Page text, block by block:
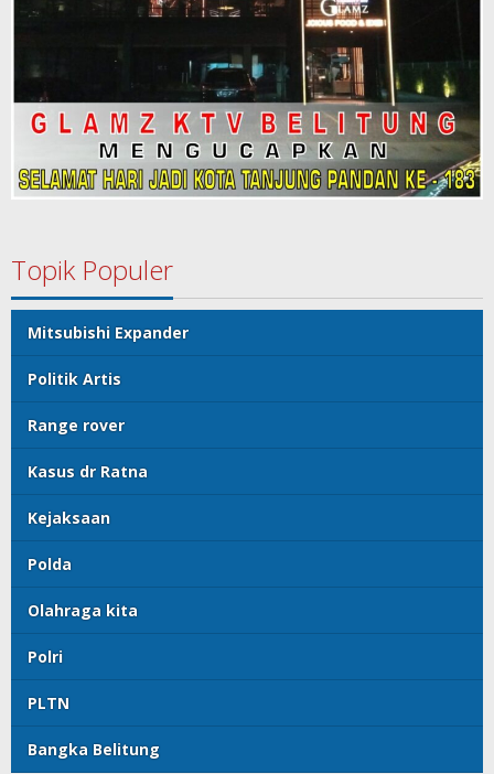
Topik Populer
Mitsubishi Expander
Politik Artis
Range rover
Kasus dr Ratna
Kejaksaan
Polda
Olahraga kita
Polri
PLTN
Bangka Belitung